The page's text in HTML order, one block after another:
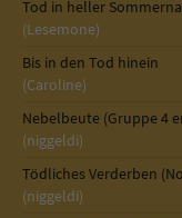
Tod in heller
(Lesemone)
Bis in den Tod hinein
(Caroline)
Nebelbeute (Gruppe 4
(niggeldi)
Tödliches Verderben
(niggeldi)